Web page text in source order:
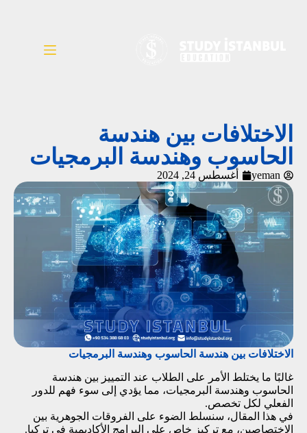
الاختلافات بين هندسة
الحاسوب وهندسة البرمجيات
yeman أغسطس 24, 2024
الاختلافات بين هندسة الحاسوب وهندسة البرمجيات
غالبًا ما يختلط الأمر على الطلاب عند التمييز بين هندسة
الحاسوب وهندسة البرمجيات، مما يؤدي إلى سوء فهم للدور
الفعلي لكل تخصص.
في هذا المقال، سنسلط الضوء على الفروقات الجوهرية بين
الاختصاصين، مع تركيز خاص على البرامج الأكاديمية في تركيا.